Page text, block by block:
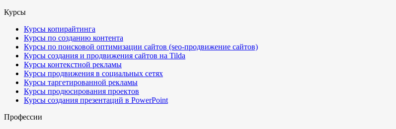
Курсы
Курсы копирайтинга
Курсы по созданию контента
Курсы по поисковой оптимизации сайтов (seo-продвижение сайтов)
Курсы создания и продвижения сайтов на Tilda
Курсы контекстной рекламы
Курсы продвижения в социальных сетях
Курсы таргетированной рекламы
Курсы продюсирования проектов
Курсы создания презентаций в PowerPoint
Профессии